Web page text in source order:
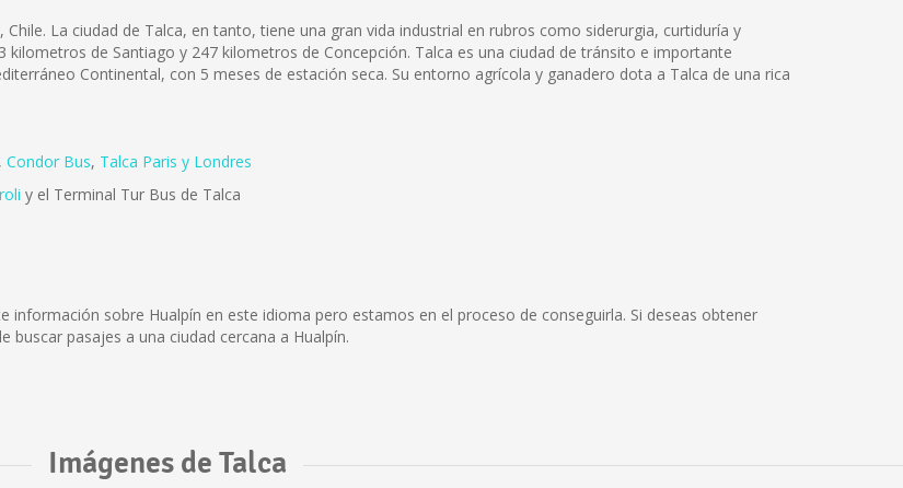
La ciudad de Talca, en tanto, tiene una gran vida industrial en rubros como siderurgia, curtiduría y
de Santiago y 247 kilometros de Concepción. Talca es una ciudad de tránsito e importante
Continental, con 5 meses de estación seca. Su entorno agrícola y ganadero dota a Talca de una rica
, Condor Bus, Talca Paris y Londres
y el Terminal Tur Bus de Talca
información sobre Hualpín en este idioma pero estamos en el proceso de conseguirla. Si deseas obtener
pasajes a una ciudad cercana a Hualpín.
Imágenes de Talca